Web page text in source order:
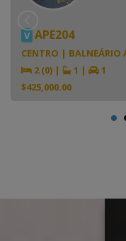
V APE204
CENTRO | BALNEÁRIO
2 (0) | 1 |
1
$425,000.00